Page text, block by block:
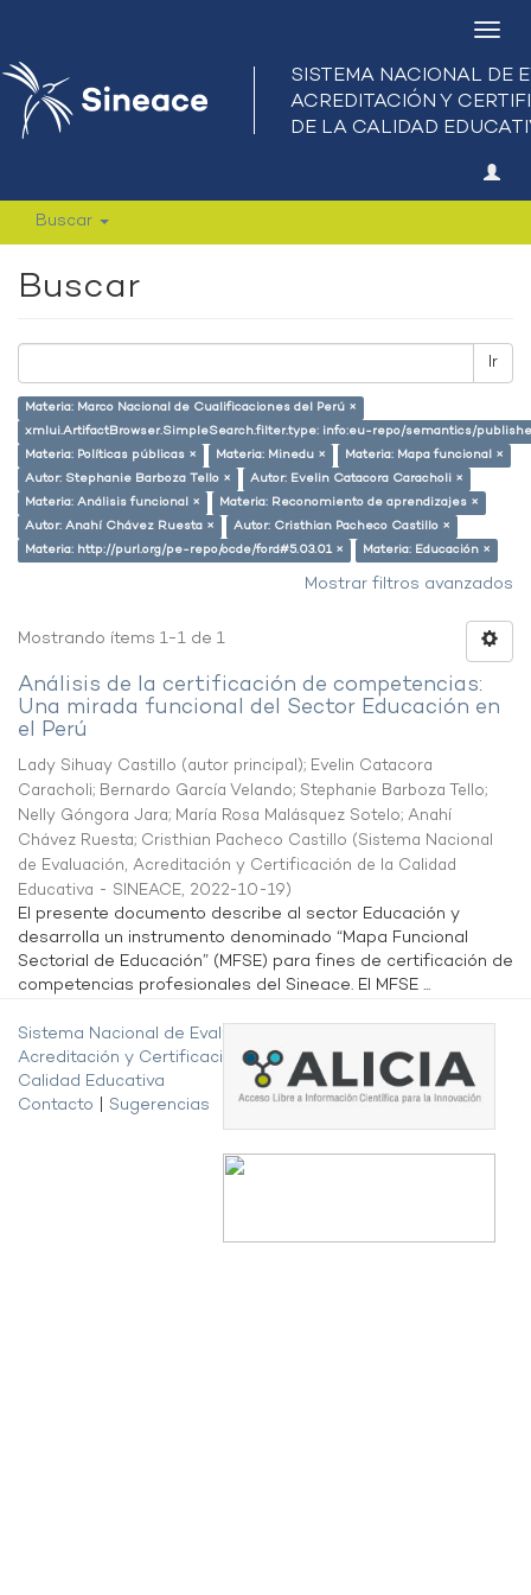
Buscar
Buscar
Ir
Materia: Marco Nacional de Cualificaciones del Perú ×
xmlui.ArtifactBrowser.SimpleSearch.filter.type: info:eu-repo/semantics/
Materia: Políticas públicas ×
Materia: Minedu ×
Materia: Mapa funcional ×
Autor: Stephanie Barboza Tello ×
Autor: Evelin Catacora Caracholi ×
Materia: Análisis funcional ×
Materia: Reconomiento de aprendizajes ×
Autor: Anahí Chávez Ruesta ×
Autor: Cristhian Pacheco Castillo ×
Materia: http://purl.org/pe-repo/ocde/ford#5.03.01 ×
Materia: Educación ×
Mostrar filtros avanzados
Mostrando ítems 1-1 de 1
Análisis de la certificación de competencias:
Una mirada funcional del Sector Educación en
el Perú
Lady Sihuay Castillo (autor principal); Evelin Catacora
Caracholi; Bernardo García Velando; Stephanie Barboza Tello;
Nelly Góngora Jara; María Rosa Malásquez Sotelo; Anahí
Chávez Ruesta; Cristhian Pacheco Castillo (Sistema Nacional
de Evaluación, Acreditación y Certificación de la Calidad
Educativa - SINEACE, 2022-10-19)
El presente documento describe al sector Educación y
desarrolla un instrumento denominado “Mapa Funcional
Sectorial de Educación” (MFSE) para fines de certificación de
competencias profesionales del Sineace. El MFSE ...
Sistema Nacional de Evaluación,
Acreditación y Certificación de la
Calidad Educativa
Contacto
Sugerencias